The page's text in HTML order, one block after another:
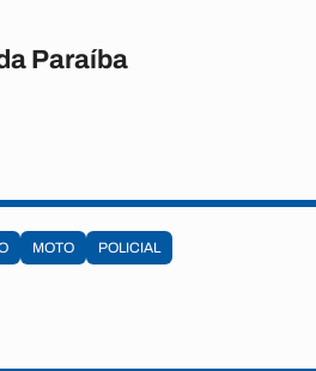
Paraíba
MOTO POLICIAL